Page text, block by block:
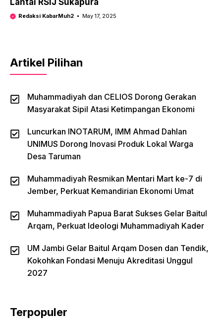
Lantai RSIJ Sukapura
Redaksi KabarMuh2 May 17, 2025
Artikel Pilihan
Muhammadiyah dan CELIOS Dorong Gerakan
Masyarakat Sipil Atasi Ketimpangan Ekonomi
Luncurkan INOTARUM, IMM Ahmad Dahlan
UNIMUS Dorong Inovasi Produk Lokal Warga
Desa Taruman
Muhammadiyah Resmikan Mentari Mart ke-7 di
Jember, Perkuat Kemandirian Ekonomi Umat
Muhammadiyah Papua Barat Sukses Gelar Baitul
Arqam, Perkuat Ideologi Muhammadiyah Kader
UM Jambi Gelar Baitul Arqam Dosen dan Tendik,
Kokohkan Fondasi Menuju Akreditasi Unggul
2027
Terpopuler